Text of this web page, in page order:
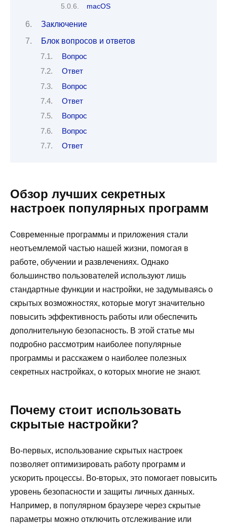
macOS
Заключение
Блок вопросов и ответов
Вопрос
Ответ
Вопрос
Ответ
Вопрос
Вопрос
Ответ
Обзор лучших секретных
настроек популярных программ
Современные программы и приложения стали
неотъемлемой частью нашей жизни, помогая в
работе, обучении и развлечениях. Однако
большинство пользователей используют лишь
стандартные функции и настройки, не задумываясь о
скрытых возможностях, которые могут значительно
повысить эффективность работы или обеспечить
дополнительную безопасность. В этой статье мы
подробно рассмотрим наиболее популярные
программы и расскажем о наиболее полезных
секретных настройках, о которых многие не знают.
Почему стоит использовать
скрытые настройки?
Во-первых, использование скрытых настроек
позволяет оптимизировать работу программ и
ускорить процессы. Во-вторых, это помогает повысить
уровень безопасности и защиты личных данных.
Например, в популярном браузере через скрытые
параметры можно отключить отслеживание или